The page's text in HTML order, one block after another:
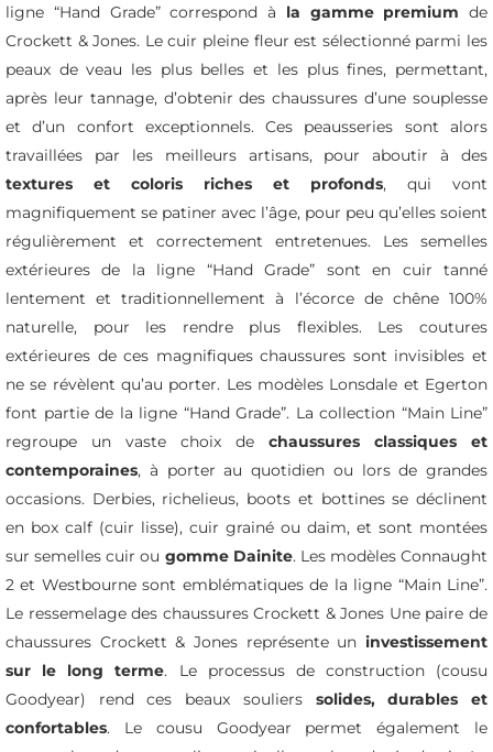
ligne “Hand Grade” correspond à la gamme premium de
Crockett & Jones. Le cuir pleine fleur est sélectionné parmi les
peaux de veau les plus belles et les plus fines, permettant,
après leur tannage, d’obtenir des chaussures d’une souplesse
et d’un confort exceptionnels. Ces peausseries sont alors
travaillées par les meilleurs artisans, pour aboutir à des
textures et coloris riches et profonds, qui vont
magnifiquement se patiner avec l’âge, pour peu qu’elles soient
régulièrement et correctement entretenues. Les semelles
extérieures de la ligne “Hand Grade” sont en cuir tanné
lentement et traditionnellement à l’écorce de chêne 100%
naturelle, pour les rendre plus flexibles. Les coutures
extérieures de ces magnifiques chaussures sont invisibles et
ne se révèlent qu’au porter. Les modèles Lonsdale et Egerton
font partie de la ligne “Hand Grade”. La collection “Main Line”
regroupe un vaste choix de chaussures classiques et
contemporaines, à porter au quotidien ou lors de grandes
occasions. Derbies, richelieus, boots et bottines se déclinent
en box calf (cuir lisse), cuir grainé ou daim, et sont montées
sur semelles cuir ou gomme Dainite. Les modèles Connaught
2 et Westbournesont emblématiques de la ligne “Main Line”.
Le ressemelage des chaussures Crockett & Jones Une paire de
chaussures Crockett & Jones représente un investissement
sur le long terme. Le processus de construction (cousu
Goodyear) rend ces beaux souliers solides, durables et
confortables. Le cousu Goodyear permet également le